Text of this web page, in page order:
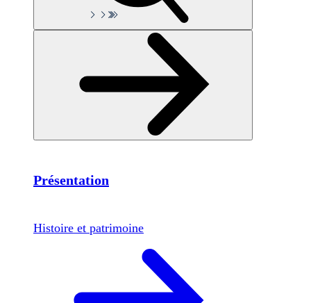
Présentation
Histoire et patrimoine